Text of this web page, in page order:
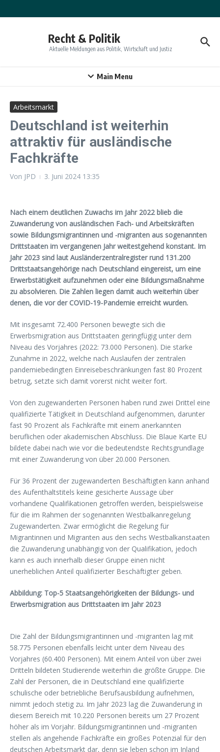
Recht & Politik
Aktuelle Meldungen aus Politik, Wirtschaft und Justiz
Main Menu
Arbeitsmarkt
Deutschland ist weiterhin
attraktiv für ausländische
Fachkräfte
Von JPD 3. Juni 2024 13:35
Nach einem deutlichen Zuwachs im Jahr 2022 blieb die
Zuwanderung von ausländischen Fach- und Arbeitskräften
sowie Bildungsmigrantinnen und -migranten aus sogenannten
Drittstaaten im vergangenen Jahr weitestgehend konstant. Im
Jahr 2023 sind laut Ausländerzentralregister rund 131.200
Drittstaatsangehörige nach Deutschland eingereist, um eine
Erwerbstätigkeit aufzunehmen oder eine Bildungsmaßnahme
zu absolvieren. Die Zahlen liegen damit auch weiterhin über
denen, die vor der COVID-19-Pandemie erreicht wurden.
Mit insgesamt 72.400 Personen bewegte sich die
Erwerbsmigration aus Drittstaaten geringfügig unter dem
Niveau des Vorjahres (2022: 73.000 Personen). Die starke
Zunahme in 2022, welche nach Auslaufen der zentralen
pandemiebedingten Einreisebeschränkungen fast 80 Prozent
betrug, setzte sich damit vorerst nicht weiter fort.
Von den zugewanderten Personen haben rund zwei Drittel eine
qualifizierte Tätigkeit in Deutschland aufgenommen, darunter
fast 90 Prozent als Fachkräfte mit einem anerkannten
beruflichen oder akademischen Abschluss. Die Blaue Karte EU
bildete dabei nach wie vor die bedeutendste Rechtsgrundlage
mit einer Zuwanderung von über 20.000 Personen.
Für 36 Prozent der zugewanderten Beschäftigten kann anhand
des Aufenthaltstitels keine gesicherte Aussage über
vorhandene Qualifikationen getroffen werden, beispielsweise
für die im Rahmen der sogenannten Westbalkanregelung
Zugewanderten. Zwar ermöglicht die Regelung für
Migrantinnen und Migranten aus den sechs Westbalkanstaaten
die Zuwanderung unabhängig von der Qualifikation, jedoch
kann es auch innerhalb dieser Gruppe einen nicht
unerheblichen Anteil qualifizierter Beschäftigter geben.
Abbildung: Top-5 Staatsangehörigkeiten der Bildungs- und
Erwerbsmigration aus Drittstaaten im Jahr 2023
Die Zahl der Bildungsmigrantinnen und -migranten lag mit
58.775 Personen ebenfalls leicht unter dem Niveau des
Vorjahres (60.400 Personen). Mit einem Anteil von über zwei
Dritteln bildeten Studierende weiterhin die größte Gruppe. Die
Zahl der Personen, die in Deutschland eine qualifizierte
schulische oder betriebliche Berufsausbildung aufnehmen,
nimmt jedoch stetig zu. Im Jahr 2023 lag die Zuwanderung in
diesem Bereich mit 10.220 Personen bereits um 27 Prozent
höher als im Vorjahr. Bildungsmigrantinnen und -migranten
stellen als angehende Fachkräfte ein großes Potenzial für den
deutschen Arbeitsmarkt dar, denn sie leben schon im Inland